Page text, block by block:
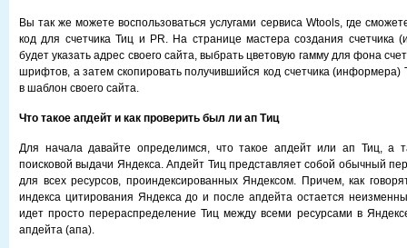
Вы так же можете воспользоваться услугами сервиса Wtools, где
код для счетчика Тиц и PR. На странице мастера создания счетчика
будет указать адрес своего сайта, выбрать цветовую гамму для фона
шрифтов, а затем скопировать получившийся код счетчика (информера)
в шаблон своего сайта.
Что такое апдейт и как проверить был ли ап Тиц
Для начала давайте определимся, что такое апдейт или ап Тиц, а
поисковой выдачи Яндекса. Апдейт Тиц представляет собой обычный
для всех ресурсов, проиндексированных Яндексом. Причем, как
индекса цитирования Яндекса до и после апдейта остается
идет просто перераспределение Тиц между всеми ресурсами в
апдейта (апа).